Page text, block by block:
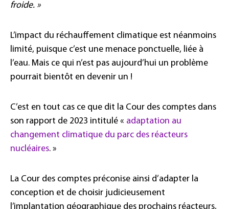
froide. »
L’impact du réchauffement climatique est néanmoins
limité, puisque c’est une menace ponctuelle, liée à
l’eau. Mais ce qui n’est pas aujourd’hui un problème
pourrait bientôt en devenir un !
C’est en tout cas ce que dit la Cour des comptes dans
son rapport de 2023 intitulé « adaptation au
changement climatique du parc des réacteurs
nucléaires. »
La Cour des comptes préconise ainsi d’adapter la
conception et de choisir judicieusement
l’implantation géographique des prochains réacteurs,